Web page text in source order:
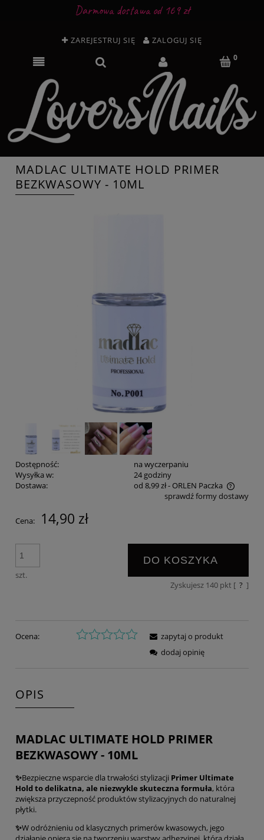
Darmowa dostawa od 169 zł
ZAREJESTRUJ SIĘ ZALOGUJ SIĘ
MADLAC ULTIMATE HOLD PRIMER
BEZKWASOWY - 10ML
Dostępność:
na wyczerpaniu
Wysyłka w:
24 godziny
Dostawa:
od 8,99 zł- ORLEN Paczka
Cena nie zawiera ewentualnych kosztów płatnościsprawdź formy dostawy
Cena: 14,90 zł
szt.
DO KOSZYKA
Zyskujesz 140pkt [ ? ]
Ocena:
zapytaj o produkt
dodaj opinię
OPIS
MADLAC ULTIMATE HOLD PRIMER
BEZKWASOWY - 10ML
✨Bezpieczne wsparcie dla trwałości stylizacji Primer Ultimate
Hold to delikatna, ale niezwykle skuteczna formuła, która
zwiększa przyczepność produktów stylizacyjnych do naturalnej
płytki.
✨W odróżnieniu od klasycznych primerów kwasowych, jego